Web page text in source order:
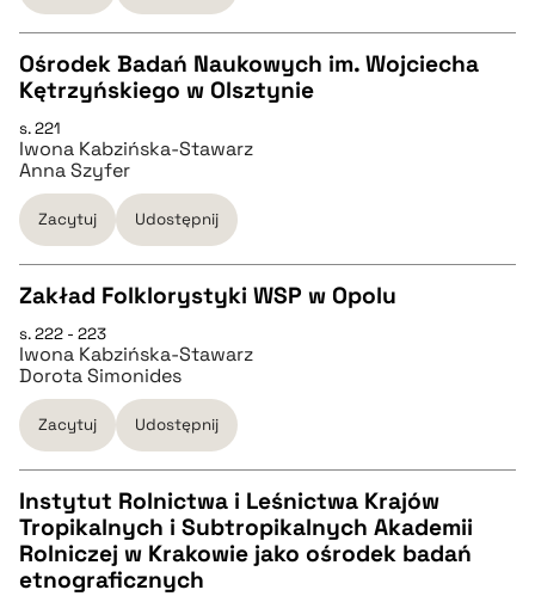
CZYSTY TEKST
pobierz cytat
BIBTEX
Ośrodek Badań Naukowych im. Wojciecha
Kętrzyńskiego w Olsztynie
s. 221
Iwona Kabzińska-Stawarz
Anna Szyfer
Zacytuj Udostępnij
CZYSTY TEKST
pobierz cytat
pobierz cytat
Zakład Folklorystyki WSP w Opolu
s. 222 - 223
Iwona Kabzińska-Stawarz
Dorota Simonides
Zacytuj Udostępnij
CZYSTY TEKST
Instytut Rolnictwa i Leśnictwa Krajów
Tropikalnych i Subtropikalnych Akademii
Rolniczej w Krakowie jako ośrodek badań
etnograficznych